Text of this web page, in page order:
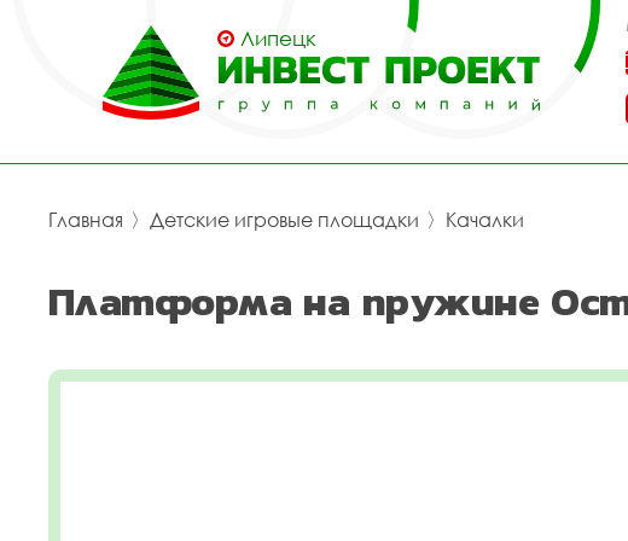
Липецк
Главная 〉 Детские игровые площадки 〉 Качалки
Платформа на пружине